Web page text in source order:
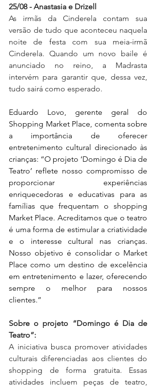
25/08 - Anastasia e Drizell
As irmãs da Cinderela contam sua
versão de tudo que aconteceu naquela
noite de festa com sua meia-irmã
Cinderela. Quando um novo baile é
anunciado no reino, a Madrasta
intervém para garantir que, dessa vez,
tudo sairá como esperado.
Eduardo Lovo, gerente geral do
Shopping Market Place, comenta sobre
a importância de oferecer
entretenimento cultural direcionado às
crianças: “O projeto ‘Domingo é Dia de
Teatro’ reflete nosso compromisso de
proporcionar experiências
enriquecedoras e educativas para as
famílias que frequentam o shopping
Market Place. Acreditamos que o teatro
é uma forma de estimular a criatividade
e o interesse cultural nas crianças.
Nosso objetivo é consolidar o Market
Place como um destino de excelência
em entretenimento e lazer, oferecendo
sempre o melhor para nossos
clientes.”
Sobre o projeto “Domingo é Dia de
Teatro”:
A iniciativa busca promover atividades
culturais diferenciadas aos clientes do
shopping de forma gratuita. Essas
atividades incluem peças de teatro,